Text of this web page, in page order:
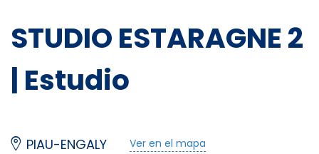
STUDIO ESTARAGNE 2
| Estudio
PIAU-ENGALY Ver en el mapa